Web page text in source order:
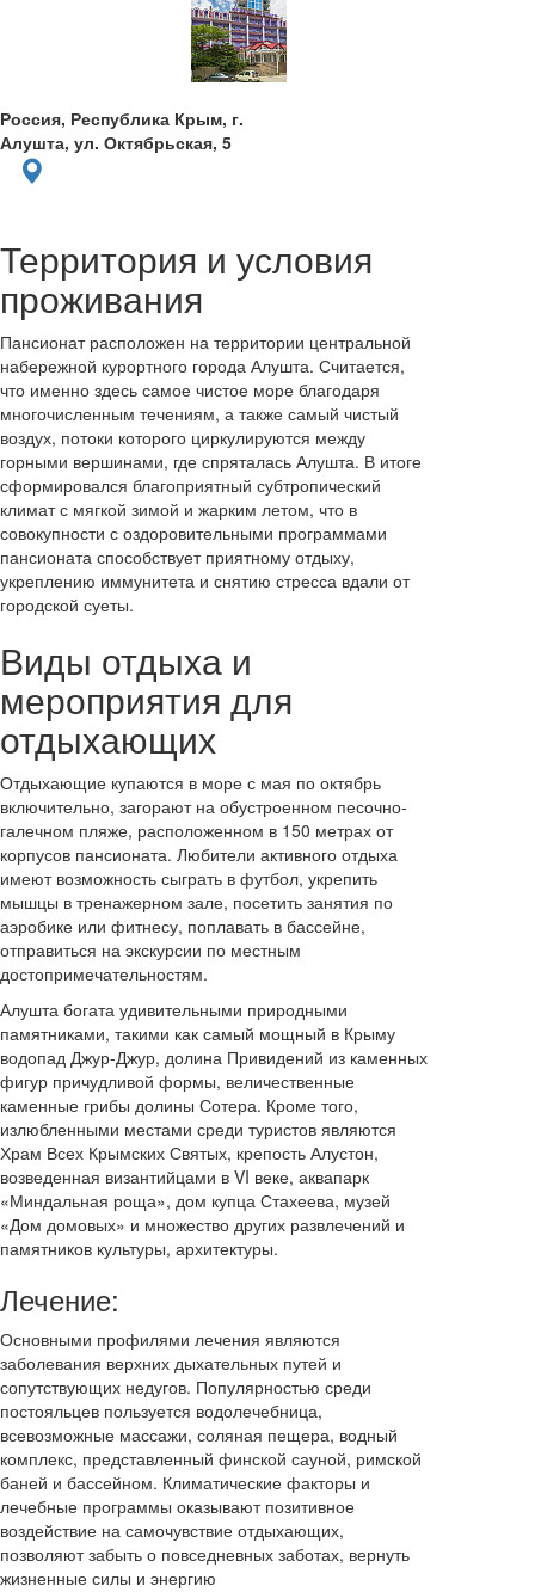
Россия, Республика Крым, г.
Алушта, ул. Октябрьская, 5
Территория и условия
проживания
Пансионат расположен на территории центральной
набережной курортного города Алушта. Считается,
что именно здесь самое чистое море благодаря
многочисленным течениям, а также самый чистый
воздух, потоки которого циркулируются между
горными вершинами, где спряталась Алушта. В итоге
сформировался благоприятный субтропический
климат с мягкой зимой и жарким летом, что в
совокупности с оздоровительными программами
пансионата способствует приятному отдыху,
укреплению иммунитета и снятию стресса вдали от
городской суеты.
Виды отдыха и
мероприятия для
отдыхающих
Отдыхающие купаются в море с мая по октябрь
включительно, загорают на обустроенном песочно-
галечном пляже, расположенном в 150 метрах от
корпусов пансионата. Любители активного отдыха
имеют возможность сыграть в футбол, укрепить
мышцы в тренажерном зале, посетить занятия по
аэробике или фитнесу, поплавать в бассейне,
отправиться на экскурсии по местным
достопримечательностям.
Алушта богата удивительными природными
памятниками, такими как самый мощный в Крыму
водопад Джур-Джур, долина Привидений из каменных
фигур причудливой формы, величественные
каменные грибы долины Сотера. Кроме того,
излюбленными местами среди туристов являются
Храм Всех Крымских Святых, крепость Алустон,
возведенная византийцами в VI веке, аквапарк
«Миндальная роща», дом купца Стахеева, музей
«Дом домовых» и множество других развлечений и
памятников культуры, архитектуры.
Лечение:
Основными профилями лечения являются
заболевания верхних дыхательных путей и
сопутствующих недугов. Популярностью среди
постояльцев пользуется водолечебница,
всевозможные массажи, соляная пещера, водный
комплекс, представленный финской сауной, римской
баней и бассейном. Климатические факторы и
лечебные программы оказывают позитивное
воздействие на самочувствие отдыхающих,
позволяют забыть о повседневных заботах, вернуть
жизненные силы и энергию